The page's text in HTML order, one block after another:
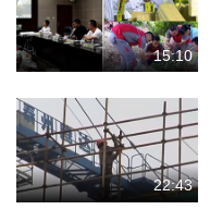
15:10
22:43